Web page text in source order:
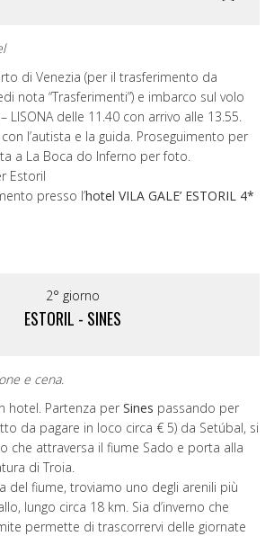
di Venezia (per il trasferimento da
nota “Trasferimenti”) e imbarco sul volo
LISONA delle 11.40 con arrivo alle 13.55.
l’autista e la guida. Proseguimento per
a La Boca do Inferno per foto.
Estoril
presso l’hotel VILA GALE’ ESTORIL 4*
2° giorno
ESTORIL - SINES
e cena.
hotel. Partenza per Sines passando per
da pagare in loco circa € 5) da Setúbal, si
che attraversa il fiume Sado e porta alla
di Troia.
del fiume, troviamo uno degli arenili più
lungo circa 18 km. Sia d’inverno che
permette di trascorrervi delle giornate